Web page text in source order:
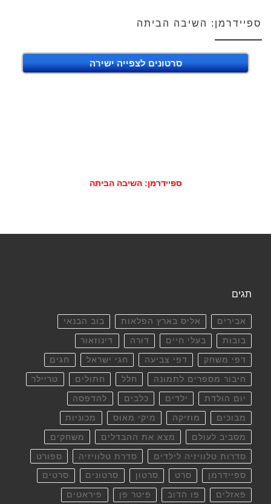
ספיידרמן: השיבה הביתה
סרטונים לצפייה ישירה
ספיידרמן: השיבה הביתה
תגים
אבירים אליס בארץ הפלאות בוב הבנאי
בובות בעלי חיים דורה דינוזאור
דפי משחק דפי צביעה חגי ישראל חגים
חיבור מספרים לתמונה חלל חתולים טריילר
יום הולדת ילדים כלבים להדפסה
מבוכים מוזיקה מיקי מאוס מכוניות
מסביב לעולם מצא את ההבדלים משחקים
סדרות טלוויזיה לילדים סדרת טלוויזיה ספורט
ספיידרמן סרט סרטון סרטונים סרטים
פאזלים פו הדוב פיטר פן פיראטים